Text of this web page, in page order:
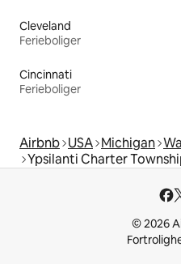
Cleveland
Ferieboliger
Cincinnati
Ferieboliger
Airbnb USA Michigan
Ypsilanti Charter
© 2026